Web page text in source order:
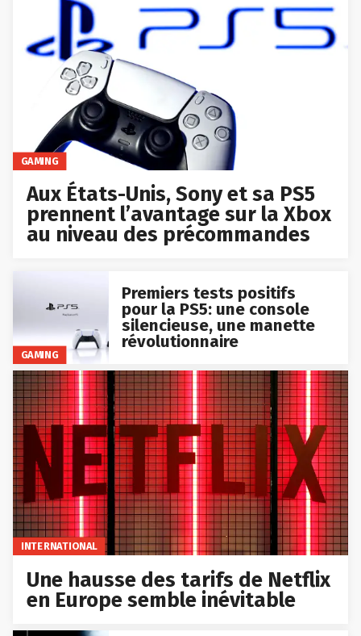
GAMING
Aux États-Unis, Sony et sa PS5
prennent l’avantage sur la Xbox
au niveau des précommandes
GAMING
Premiers tests positifs
pour la PS5: une console
silencieuse, une manette
révolutionnaire
INTERNATIONAL
Une hausse des tarifs de Netflix
en Europe semble inévitable